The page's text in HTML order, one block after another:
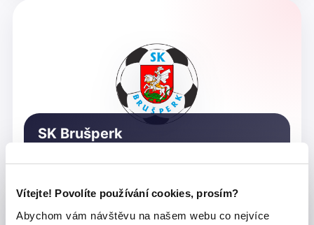
Vítejte! Povolíte používání cookies, prosím?
Abychom vám návštěvu na našem webu co nejvíce
SK Brušperk